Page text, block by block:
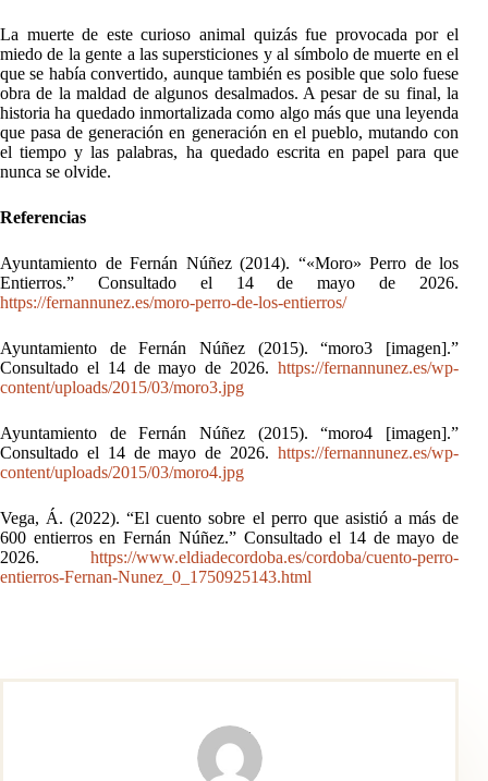
La muerte de este curioso animal quizás fue provocada por el
miedo de la gente a las supersticiones y al símbolo de muerte en el
que se había convertido, aunque también es posible que solo fuese
obra de la maldad de algunos desalmados. A pesar de su final, la
historia ha quedado inmortalizada como algo más que una leyenda
que pasa de generación en generación en el pueblo, mutando con
el tiempo y las palabras, ha quedado escrita en papel para que
nunca se olvide.
Referencias
Ayuntamiento de Fernán Núñez (2014). “«Moro» Perro de los
Entierros.” Consultado el 14 de mayo de 2026.
https://fernannunez.es/moro-perro-de-los-entierros/
Ayuntamiento de Fernán Núñez (2015). “moro3 [imagen].”
Consultado el 14 de mayo de 2026.https://fernannunez.es/wp-
content/uploads/2015/03/moro3.jpg
Ayuntamiento de Fernán Núñez (2015). “moro4 [imagen].”
Consultado el 14 de mayo de 2026.https://fernannunez.es/wp-
content/uploads/2015/03/moro4.jpg
Vega, Á. (2022). “El cuento sobre el perro que asistió a más de
600 entierros en Fernán Núñez.” Consultado el 14 de mayo de
2026.https://www.eldiadecordoba.es/cordoba/cuento-perro-
entierros-Fernan-Nunez_0_1750925143.html